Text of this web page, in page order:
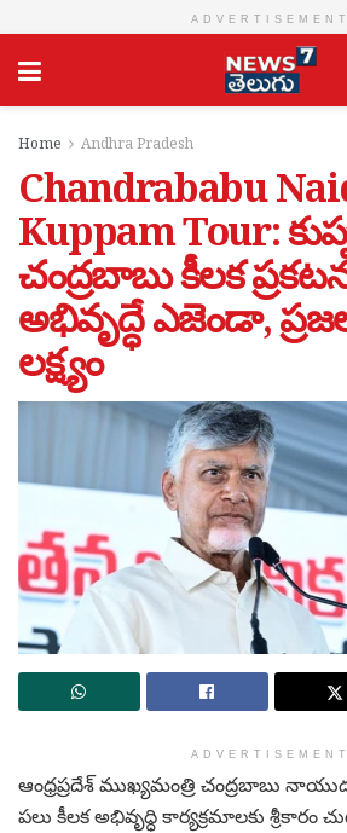
ADVERTISEMENT
Home Andhra Pradesh
Chandrababu
Kuppam Tour:
చంద్రబాబు కీలక
అభివృద్ధే ఎజెండా,
లక్ష్యం
ADVERTISEMENT
ఆంధ్రప్రదేశ్ ముఖ్యమంత్రి చంద్రబాబు
పలు కీలక అభివృద్ధి కార్యక్రమాలకు శ్రీకారం